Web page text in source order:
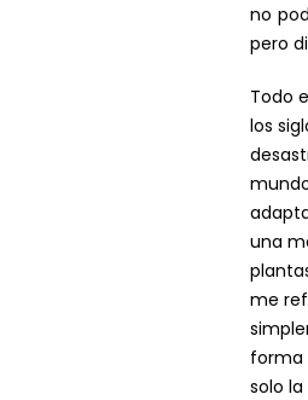
no
pero
Todo
los
una
me
forma
solo